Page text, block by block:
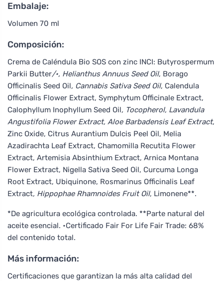
Embalaje:
Volumen 70 ml
Composición:
Crema de Caléndula Bio SOS con zinc INCI: Butyrospermum
Parkii Butter/•, Helianthus Annuus Seed Oil, Borago
Officinalis Seed Oil, Cannabis Sativa Seed Oil, Calendula
Officinalis Flower Extract, Symphytum Officinale Extract,
Calophyllum Inophyllum Seed Oil, Tocopherol, Lavandula
Angustifolia Flower Extract, Aloe Barbadensis Leaf Extract,
Zinc Oxide, Citrus Aurantium Dulcis Peel Oil, Melia
Azadirachta Leaf Extract, Chamomilla Recutita Flower
Extract, Artemisia Absinthium Extract, Arnica Montana
Flower Extract, Nigella Sativa Seed Oil, Curcuma Longa
Root Extract, Ubiquinone, Rosmarinus Officinalis Leaf
Extract, Hippophae Rhamnoides Fruit Oil, Limonene**.
*De agricultura ecológica controlada. **Parte natural del
aceite esencial. •Certificado Fair For Life Fair Trade: 68%
del contenido total.
Más información:
Certificaciones que garantizan la más alta calidad del